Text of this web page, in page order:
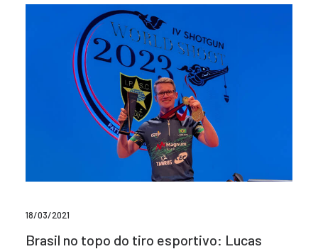
18/03/2021
Brasil no topo do tiro esportivo: Lucas